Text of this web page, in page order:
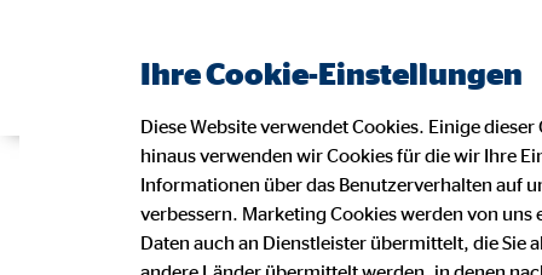
Ihre Cookie-Einstellungen
Diese Website verwendet Cookies. Einige
hinaus verwenden wir Cookies für die wir Ihre
Informationen über das Benutzerverhalten auf
verbessern. Marketing Cookies werden von
Daten auch an Dienstleister übermittelt, die Sie